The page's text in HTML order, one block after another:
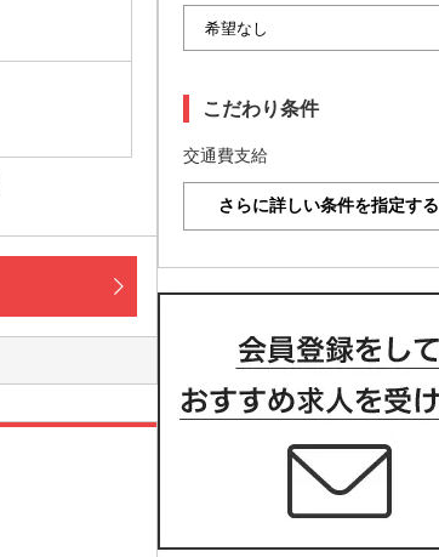
こだわり条件
交通費支給
さらに詳しい条件を指定する